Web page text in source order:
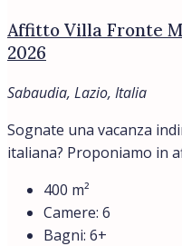
Affitto Villa Fronte
2026
Sabaudia, Lazio, Italia
Sognate una vacanza
italiana? Proponiamo in
400 m²
Camere: 6
Bagni: 6+